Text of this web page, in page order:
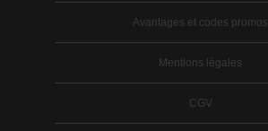
Avantages et codes promos
Mentions légales
CGV